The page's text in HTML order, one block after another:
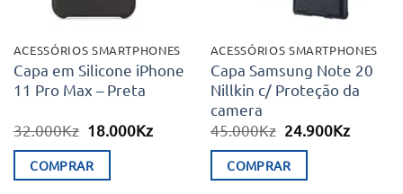
ACESSÓRIOS SMARTPHONES
Capa em Silicone iPhone
11 Pro Max – Preta
32.000Kz O
original
era:
18.000KzO
COMPRAR
ACESSÓRIOS SMARTPHONES
Capa Samsung Note 20
Nillkin c/ Proteção da
camera
45.000Kz O
original
era:
24.900KzO
COMPRAR